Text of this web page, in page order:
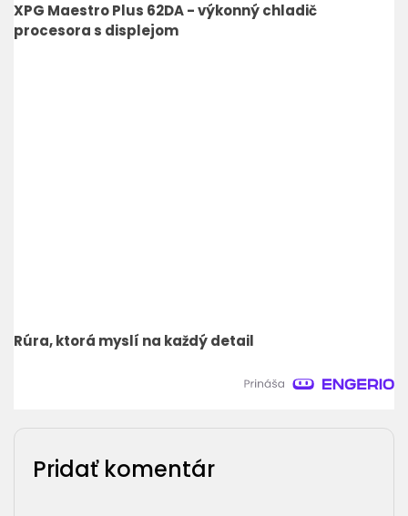
XPG Maestro Plus 62DA - výkonný chladič
procesora s displejom
Rúra, ktorá myslí na každý detail
Pridať komentár